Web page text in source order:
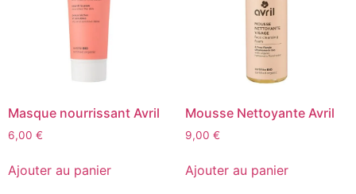
Masque nourrissant Avril
6,00 €
Ajouter au panier
Mousse Nettoyante Avril
9,00 €
Ajouter au panier